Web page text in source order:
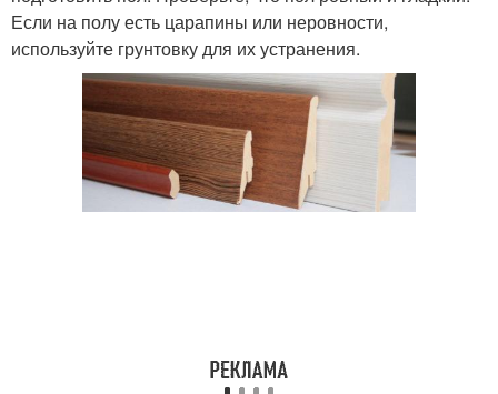
Если на полу есть царапины или неровности,
используйте грунтовку для их устранения.